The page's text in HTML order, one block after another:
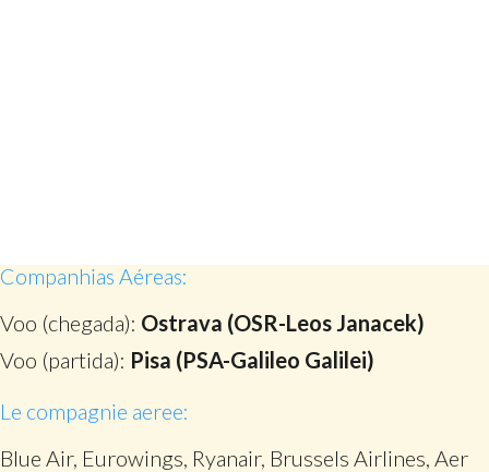
Companhias Aéreas:
Voo (chegada): Ostrava (OSR-Leos Janacek)
Voo (partida): Pisa (PSA-Galileo Galilei)
Le compagnie aeree:
Blue Air, Eurowings, Ryanair, Brussels Airlines, Aer